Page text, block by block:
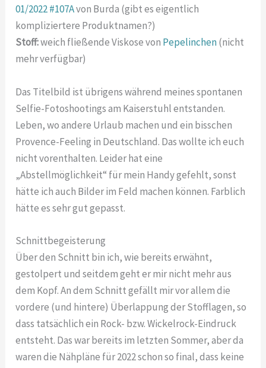
01/2022 #107Avon Burda (gibt es eigentlich
kompliziertere Produktnamen?)
Stoff:weich fließende Viskose von Pepelinchen(nicht
mehr verfügbar)
Das Titelbild ist übrigens während meines spontanen
Selfie-Fotoshootings am Kaiserstuhl entstanden.
Leben, wo andere Urlaub machen und ein bisschen
Provence-Feeling in Deutschland. Das wollte ich euch
nicht vorenthalten. Leider hat eine
„Abstellmöglichkeit“ für mein Handy gefehlt, sonst
hätte ich auch Bilder im Feld machen können. Farblich
hätte es sehr gut gepasst.
Schnittbegeisterung
Über den Schnitt bin ich, wie bereits erwähnt,
gestolpert und seitdem geht er mir nicht mehr aus
dem Kopf. An dem Schnitt gefällt mir vor allem die
vordere (und hintere) Überlappung der Stofflagen, so
dass tatsächlich ein Rock- bzw. Wickelrock-Eindruck
entsteht. Das war bereits im letzten Sommer, aber da
waren die Nähpläne für 2022 schon so final, dass keine